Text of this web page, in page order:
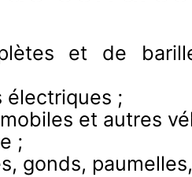
et de
électriques ;
et autres
;
gonds,